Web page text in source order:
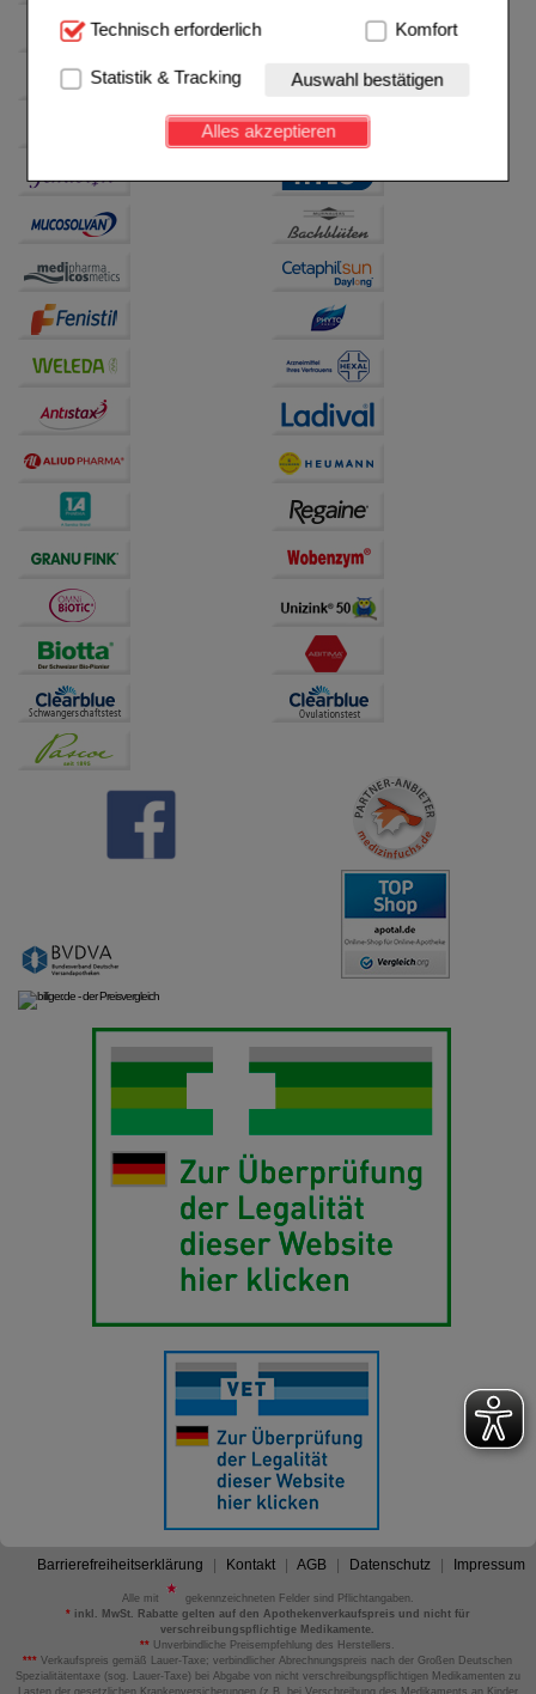
Technisch Notwendig:Hierbei handelt es sich um
Website notwendig sind (z.B. Navigation, Warenkorb,
Kundenkonto), weshalb auf diese nicht verzichtet
werden kann.
Einkaufserlebnis noch ansprechender zu gestalten,
Besuchers oder unsere Seite an bevorzugte
Verhaltensweisen (z.B. Spracheinstellung)
anzupassen. Komfort-Cookies ermöglichen es uns
auch auf Ihre Bedürfnisse zugeschrittene Inhalte
anzuzeigen und unser Partnerprogramm zu
betreiben.
Statistik & Tracking:
Hierüber lassen sich
Informationen über die Art und Weise der Nutzung
unserer Website sammeln, mit deren Hilfe wir unsere
auf unserer Website aber auch die Werbung auf
Drittseiten möglichst relevant für Sie zu gestalten.
Bitte beachten Sie, dass Daten hierfür teilweise an
Dritte wie z.B. Google oder soziale Medien
Technisch erforderlich Komfort
Statistik & Tracking Auswahl bestätigen
Alles akzeptieren
Barrierefreiheitserklärung Kontakt AGB Datenschutz Impressum
Alle mit
gekennzeichneten Felder sind Pflichtangaben.
*inkl. MwSt. Rabatte gelten auf den Apothekenverkaufspreis und nicht für
verschreibungspflichtige Medikamente.
** Unverbindliche Preisempfehlung des Herstellers.
*** Verkaufspreis gemäß Lauer-Taxe; verbindlicher Abrechnungspreis nach der Großen Deutschen
Spezialitätentaxe (sog. Lauer-Taxe) bei Abgabe von nicht verschreibungspflichtigen Medikamenten zu
Lasten der gesetzlichen Krankenversicherungen (z.B. bei Verschreibung des Medikaments an Kinder